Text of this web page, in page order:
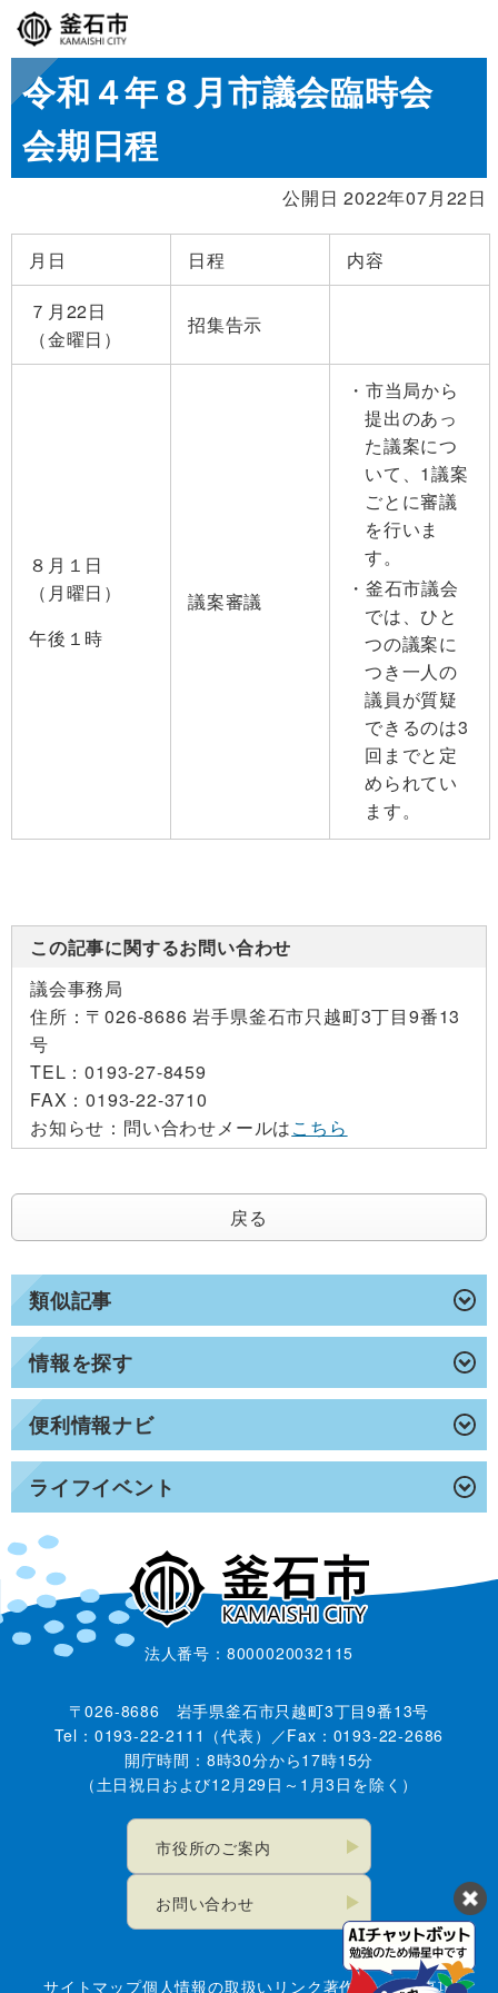
類似記事
情報を探す
便利情報ナビ
ライフイベント
令和４年８月市議会臨時会
会期日程
公開日 2022年07月22日
月日 日程
内容
７月22日
（金曜日）
招集告示
８月１日
（月曜日）
午後１時
議案審議
市当局から
提出のあっ
た議案につ
いて、1議案
ごとに審議
を行いま
す。
釜石市議会
では、ひと
つの議案に
つき一人の
議員が質疑
できるのは3
回までと定
められてい
ます。
この記事に関するお問い合わせ
議会事務局
住所： 〒026-8686 岩手県釜石市只越町3丁目9番13
号
TEL：0193-27-8459
FAX：0193-22-3710
お知らせ： 問い合わせメールはこちら
戻る
法人番号：8000020032115
〒026-8686 岩手県釜石市只越町3丁目9番13号
Tel：0193-22-2111（代表）／Fax：0193-22-2686
開庁時間：8時30分から17時15分
（土日祝日および12月29日～1月3日を除く）
市役所のご案内
お問い合わせ
サイトマップ個人情報の取扱い リンク著作権・免責事項